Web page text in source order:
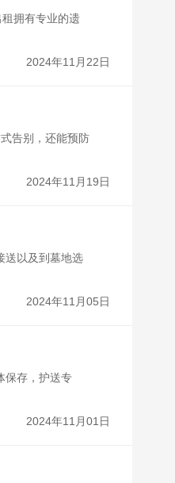
拥有专业的遗
2024年11月22日
告别，还能预防
2024年11月19日
送以及到墓地选
2024年11月05日
保存，护送专
2024年11月01日